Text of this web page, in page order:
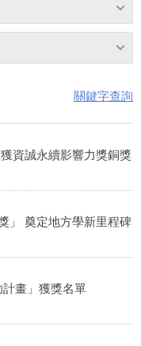
關鍵字查詢
資誠永續影響力獎銅獎
」 奠定地方學新里程碑
畫」獲獎名單